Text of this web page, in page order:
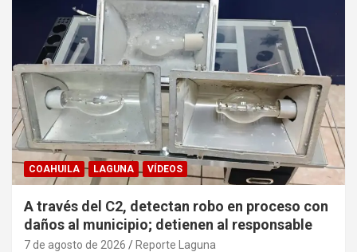
COAHUILA LAGUNA VÍDEOS
A través del C2, detectan robo en proceso con
daños al municipio; detienen al responsable
7 de agosto de 2026 Reporte Laguna